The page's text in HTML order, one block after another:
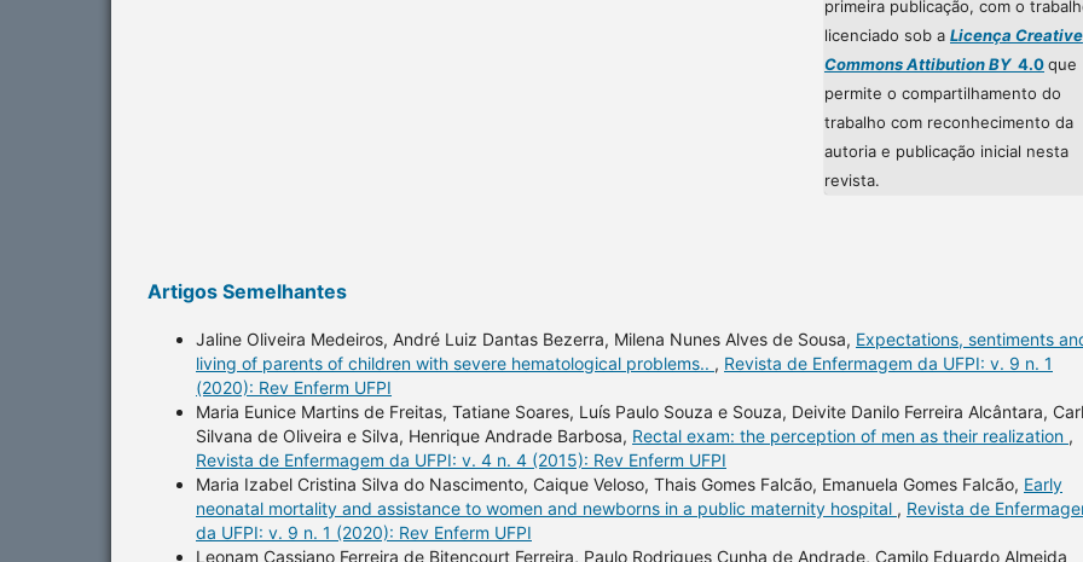
primeira publicação, com o
licenciado sob a Licença Creative
Commons Attibution BY4.0que
permite o compartilhamento do
trabalho com reconhecimento da
autoria e publicação inicial nesta
revista.
Artigos Semelhantes
Jaline Oliveira Medeiros, André Luiz Dantas Bezerra, Milena Nunes Alves de Sousa, Expectations, sentiments
living of parents of children with severe hematological problems.. , Revista de Enfermagem da UFPI: v. 9 n. 1
(2020): Rev Enferm UFPI
Maria Eunice Martins de Freitas, Tatiane Soares, Luís Paulo Souza e Souza, Deivite Danilo Ferreira Alcântara,
Silvana de Oliveira e Silva, Henrique Andrade Barbosa, Rectal exam: the perception of men as their realization ,
Revista de Enfermagem da UFPI: v. 4 n. 4 (2015): Rev Enferm UFPI
Maria Izabel Cristina Silva do Nascimento, Caique Veloso, Thais Gomes Falcão, Emanuela Gomes Falcão, Early
neonatal mortality and assistance to women and newborns in a public maternity hospital , Revista de
da UFPI: v. 9 n. 1 (2020): Rev Enferm UFPI
Leonam Cassiano Ferreira de Bitencourt Ferreira, Paulo Rodrigues Cunha de Andrade, Camilo Eduardo Almeida